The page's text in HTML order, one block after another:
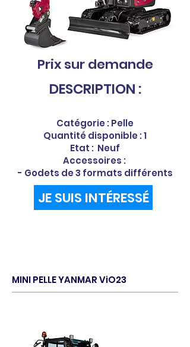
Prix sur demande
DESCRIPTION :
Catégorie : Pelle
Quantité disponible : 1
Etat : Neuf
Accessoires :
- Godets de 3 formats différents
JE SUIS INTÉRESSÉ
MINI PELLE YANMAR ViO23